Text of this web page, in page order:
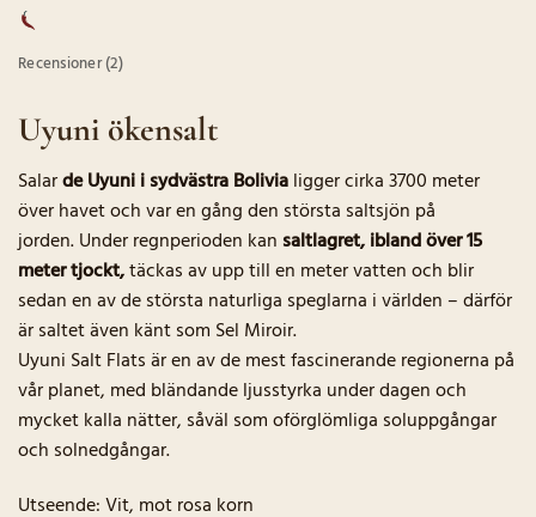
Recensioner (2)
Uyuni ökensalt
Salarde Uyuni i sydvästra Bolivialigger cirka 3700 meter
över havet och var en gång den största saltsjön på
jorden. Under regnperioden kan saltlagret, ibland över 15
meter tjockt,täckas av upp till en meter vatten och blir
sedan en av de största naturliga speglarna i världen – därför
är saltet även känt som Sel Miroir.
Uyuni Salt Flats är en av de mest fascinerande regionerna på
vår planet, med bländande ljusstyrka under dagen och
mycket kalla nätter, såväl som oförglömliga soluppgångar
och solnedgångar.
Utseende: Vit, mot rosa korn